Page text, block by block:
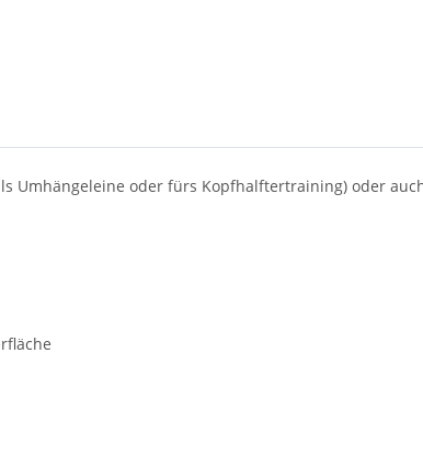
Umhängeleine oder fürs Kopfhalftertraining) oder